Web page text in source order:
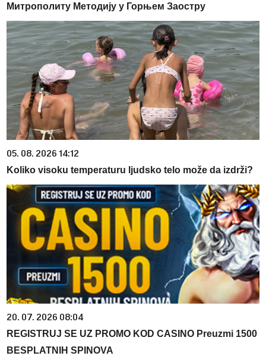
Митрополиту Методију у Горњем Заостру
05. 08. 2026 14:12
Koliko visoku temperaturu ljudsko telo može da izdrži?
20. 07. 2026 08:04
REGISTRUJ SE UZ PROMO KOD CASINO Preuzmi 1500
BESPLATNIH SPINOVA